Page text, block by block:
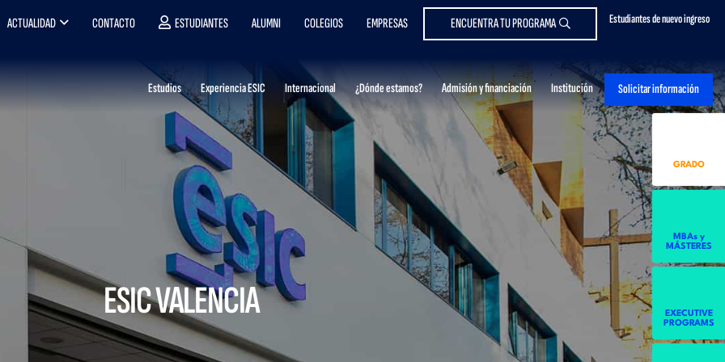
Estudiantes de nuevo ingreso
ACTUALIDAD CONTACTO ESTUDIANTES ALUMNI COLEGIOS EMPRESAS ENCUENTRA TU PROGRAMA
Estudios Experiencia ESIC Internacional ¿Dónde estamos? Admisión y financiación Institución Solicitar información
ESIC VALENCIA
GRADO
MBAs y
MÁSTERES
EXECUTIVE
PROGRAMS